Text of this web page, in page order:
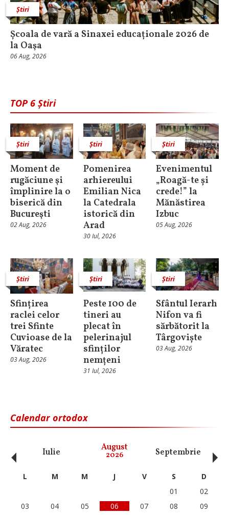
Știri
Școala de vară a Sinaxei educaționale 2026 de
la Oaşa
06 Aug, 2026
TOP 6 Știri
Știri
Moment de
rugăciune şi
împlinire la o
biserică din
Bucureşti
02 Aug, 2026
Știri
Pomenirea
arhiereului
Emilian Nica
la Catedrala
istorică din
Arad
30 Iul, 2026
Știri
Evenimentul
„Roagă-te și
crede!” la
Mănăstirea
Izbuc
05 Aug, 2026
Știri
Sfințirea
raclei celor
trei Sfinte
Cuvioase de la
Văratec
03 Aug, 2026
Știri
Peste 100 de
tineri au
plecat în
pelerinajul
sfinților
nemțeni
31 Iul, 2026
Știri
Sfântul Ierarh
Nifon va fi
sărbătorit la
Târgoviște
03 Aug, 2026
Calendar ortodox
Iulie August
2026 Septembrie
‹ L M M J V S
D
01
02
03
04 05 06 07 08
09